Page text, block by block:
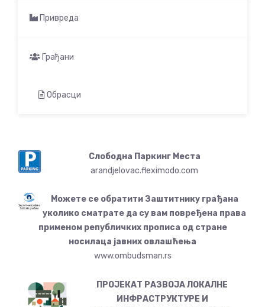
Привреда
Грађани
Обрасци
Слободна Паркинг Места
arandjelovac.fleximodo.com
Можете се обратити Заштитнику грађана
уколико сматрате да су вам повређена права
применом републичких прописа од стране
носилаца јавних овлашћења
www.ombudsman.rs
ПРОЈЕКАТ РАЗВОЈА ЛОКАЛНЕ
ИНФРАСТРУКТУРЕ И